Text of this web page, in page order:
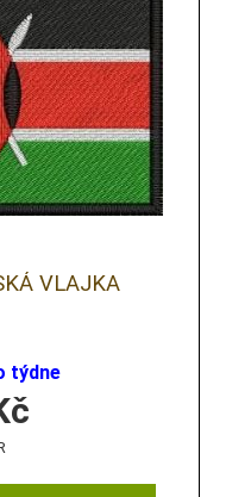
VLAJKA
týdne